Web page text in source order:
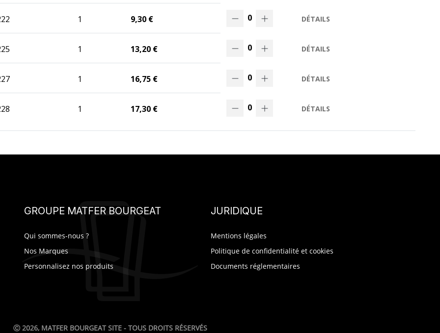
1 9,30 € 0 DÉTAILS
1 13,20 € 0 DÉTAILS
1 16,75 € 0 DÉTAILS
1 17,30 € 0 DÉTAILS
GROUPE MATFER BOURGEAT
Qui sommes-nous ?
Nos Marques
Personnalisez nos produits
JURIDIQUE
Mentions légales
Politique de confidentialité et cookies
Documents réglementaires
Ⓒ 2026, MATFER BOURGEAT SITE - TOUS DROITS RÉSERVÉS